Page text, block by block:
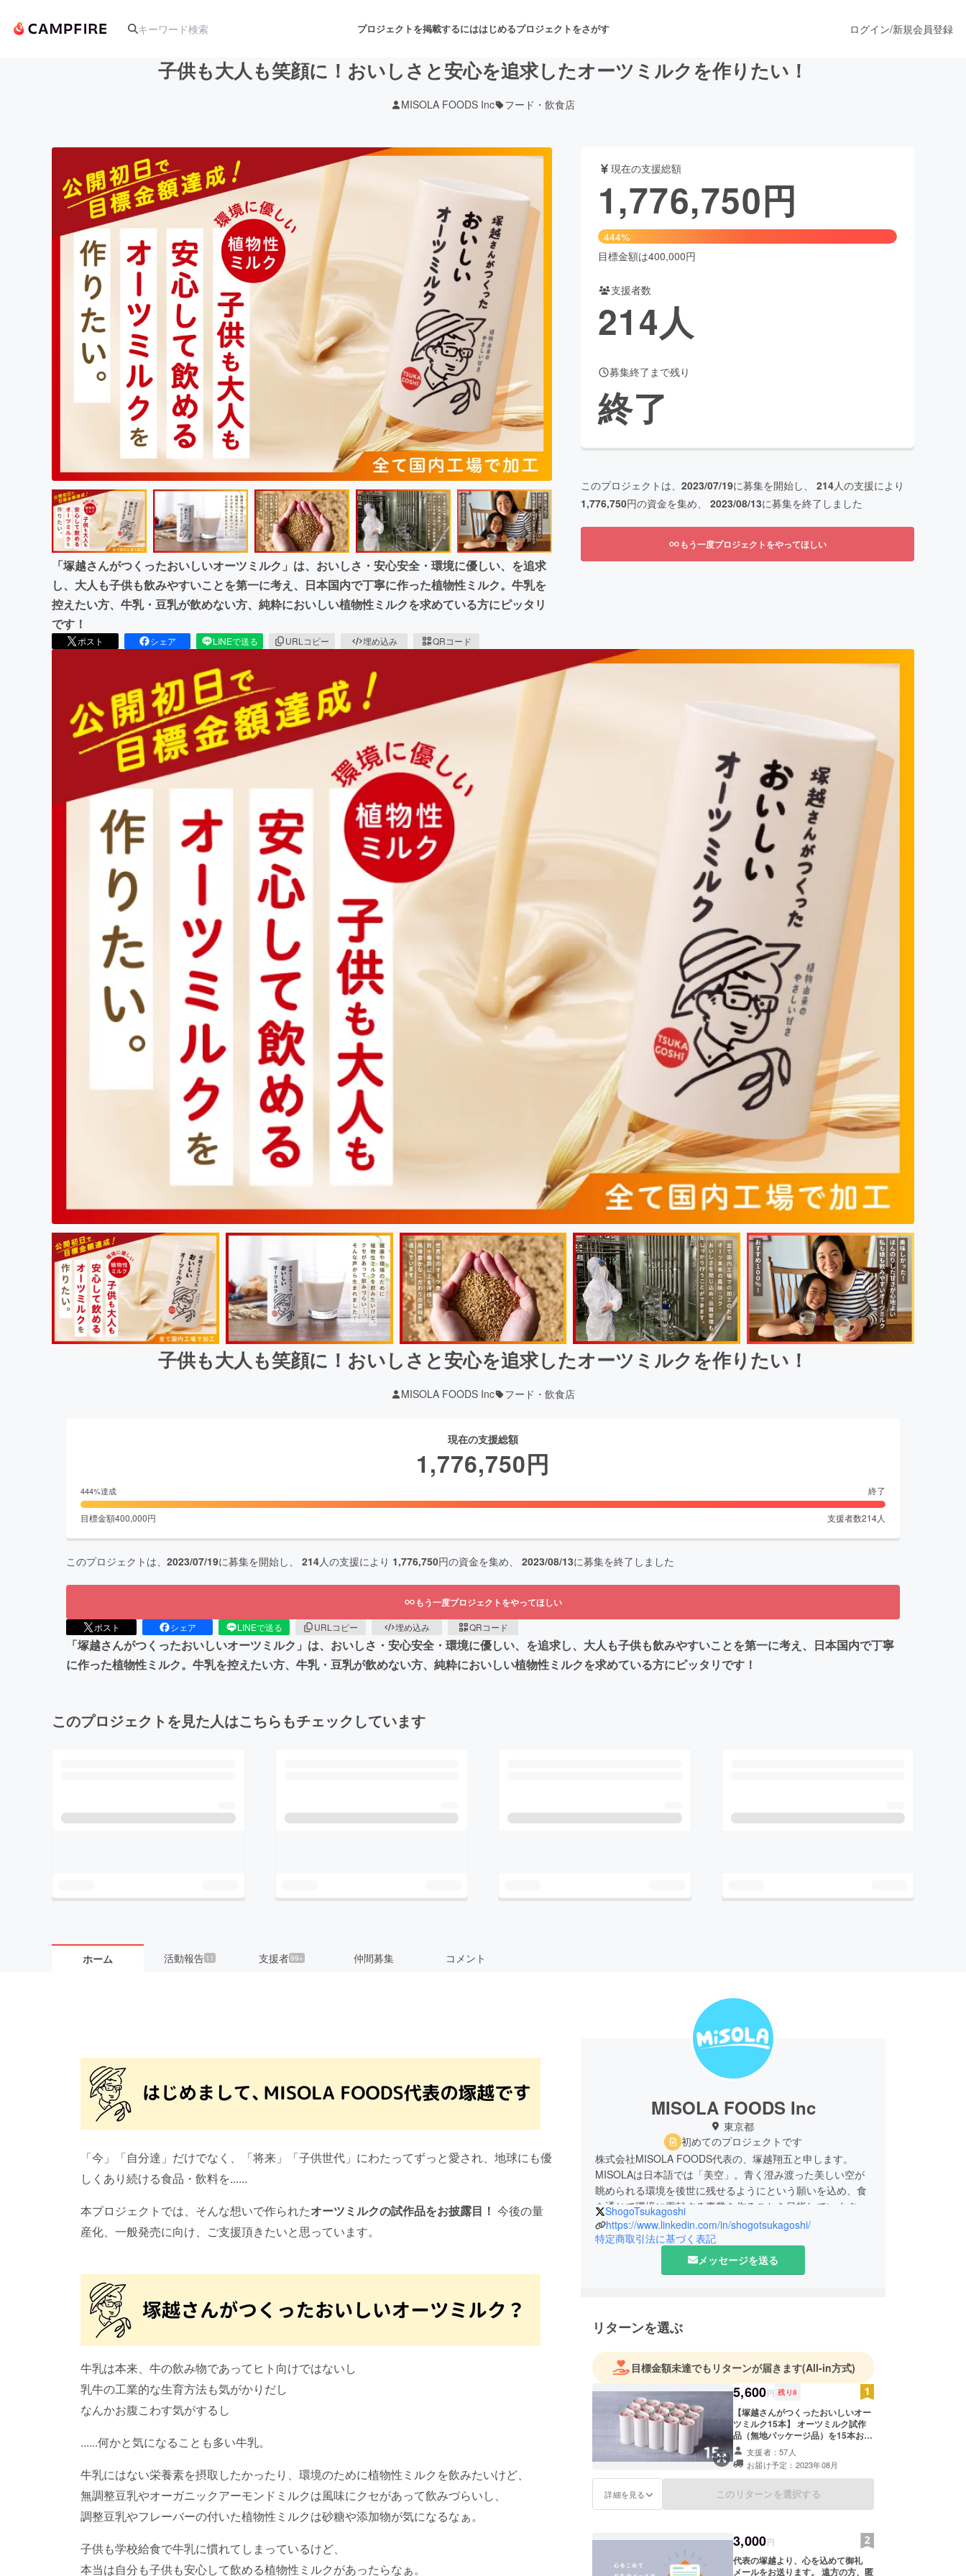
プロジェクトを掲載するにははじめるプロジェクトをさがす
アート・写真 音楽 舞台・パフォーマンス
テクノロジー・ガジェット ゲーム・サービス開発 フード・飲食店 ファッション
映像・映画 アニメ・漫画
ビジネス・起業 チャレンジ ビューティー・ヘルスケア
まちづくり・地域活性化
CAMPFIRE for Social Good
CAMPFIRE Creation
CAMPFIREふるさと納税
machi-ya
ログイン/新規会員登録
子供も大人も笑顔に！おいしさと安心を追求したオーツミルクを作りたい！
MISOLA FOODS Inc フード・飲食店
「塚越さんがつくったおいしいオーツミルク」は、おいしさ・安心安全・環境に優しい、を追求
し、大人も子供も飲みやすいことを第一に考え、日本国内で丁寧に作った植物性ミルク。牛乳を
控えたい方、牛乳・豆乳が飲めない方、純粋においしい植物性ミルクを求めている方にピッタリ
です！
ポスト シェア LINEで送る URLコピー 埋め込み QRコード
現在の支援総額
1,776,750円
444%
目標金額は400,000円
支援者数
214人
募集終了まで残り
終了
このプロジェクトは、 2023/07/19に募集を開始し、 214人の支援により
1,776,750円の資金を集め、 2023/08/13に募集を終了しました
もう一度プロジェクトをやってほしい
子供も大人も笑顔に！おいしさと安心を追求したオーツミルクを作りたい！
MISOLA FOODS Inc フード・飲食店
現在の支援総額
1,776,750円
444%達成 終了
目標金額400,000円 支援者数214人
このプロジェクトは、 2023/07/19に募集を開始し、 214人の支援により 1,776,750円の資金を集め、 2023/08/13に募集を終了しました
もう一度プロジェクトをやってほしい
ポスト シェア LINEで送る URLコピー 埋め込み QRコード
「塚越さんがつくったおいしいオーツミルク」は、おいしさ・安心安全・環境に優しい、を追求し、大人も子供も飲みやすいことを第一に考え、日本国内で丁寧
に作った植物性ミルク。牛乳を控えたい方、牛乳・豆乳が飲めない方、純粋においしい植物性ミルクを求めている方にピッタリです！
このプロジェクトを見た人はこちらもチェックしています
ホーム 活動報告 11 支援者99+ 仲間募集 コメント
「今」「自分達」だけでなく、「将来」「子供世代」にわたってずっと愛され、地球にも優
しくあり続ける食品・飲料を......
本プロジェクトでは、そんな想いで作られたオーツミルクの試作品をお披露目！ 今後の量
産化、一般発売に向け、ご支援頂きたいと思っています。
牛乳は本来、牛の飲み物であってヒト向けではないし
乳牛の工業的な生育方法も気がかりだし
なんかお腹こわす気がするし
......何かと気になることも多い牛乳。
牛乳にはない栄養素を摂取したかったり、環境のために植物性ミルクを飲みたいけど、
無調整豆乳やオーガニックアーモンドミルクは風味にクセがあって飲みづらいし、
調整豆乳やフレーバーの付いた植物性ミルクは砂糖や添加物が気になるなぁ。
子供も学校給食で牛乳に慣れてしまっているけど、
本当は自分も子供も安心して飲める植物性ミルクがあったらなぁ。
MISOLA FOODS Inc
東京都
初めてのプロジェクトです
株式会社MISOLA FOODS代表の、塚越翔五と申します。
MISOLAは日本語では「美空」。青く澄み渡った美しい空が
眺められる環境を後世に残せるようにという願いを込め、食
を通じて環境に貢献する事業を作ることを目指しています。
ShogoTsukagoshi
https://www.linkedin.com/in/shogotsukagoshi/
特定商取引法に基づく表記
メッセージを送る
リターンを選ぶ
目標金額未達でもリターンが届きます(All-in方式)
5,600円 残り8
【塚越さんがつくったおいしいオー
ツミルク15本】 オーツミルク試作
品（無地パッケージ品）を15本お届
けします。 【商品情報】 ・内容
量：195g/本 ・数量：15本 ・サイズ
（1本）：直径53mm×高さ112mm
・保存方法：常温 ・賞味期限：
2024年2月末日 ※本製品で使用して
飲み頂くことを推奨しております。
※原材料及び添加物等の食品表示は
お届け商品のラベルに表記されま
す。商品開封前には必ずお届けのリ
支援者：57人
お届け予定：2023年08月
詳細を見る このリターンを選択する
3,000円
代表の塚越より、心を込めて御礼
メールをお送ります。 遠方の方、匿